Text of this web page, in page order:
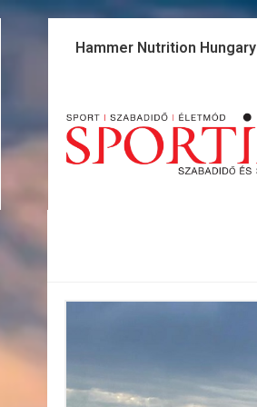
Skip
Hammer Nutrition Hungary